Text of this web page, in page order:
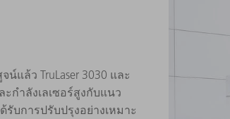
น์แล้ว TruLaser 3030 และ
ะกำลังเลเซอร์สูงกับแนว
บการปรับปรุงอย่างเหมาะ